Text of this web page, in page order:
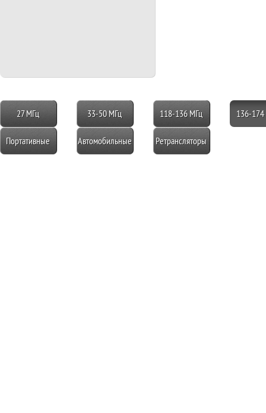
27 МГц 33-50 МГц 118-136 МГц 136-
Портативные Автомобильные Ретрансляторы